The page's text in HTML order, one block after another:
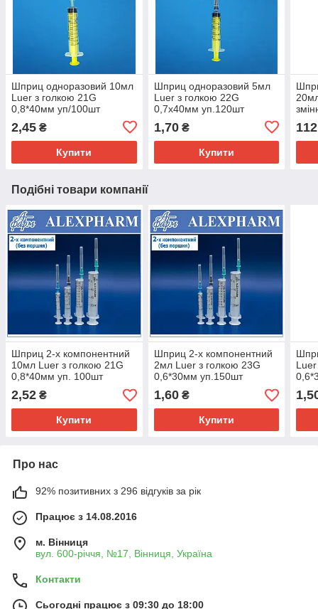
Шприц одноразовий 10мл
Luer з голкою 21G
0,8*40мм уп/100шт
2,45 ₴
Купити
Шприц одноразовий 5мл
Luer з голкою 22G
0,7x40мм уп.120шт
1,70₴
Купити
112
Подібні товари компанії
Шприц 2-х компонентний
10мл Luer з голкою 21G
0,8*40мм уп. 100шт
2,52 ₴
Купити
Шприц 2-х компонентний
2мл Luer з голкою 23G
0,6*30мм уп.150шт
1,60₴
Купити
Про нас
92% позитивних з 296 відгуків за рік
Працює з 14.08.2016
м. Вінниця
вул. 600-річчя, №17, Вінниця, Україна
Контакти
Сьогодні працює з 09:30 до 18:00